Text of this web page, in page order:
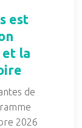
est
et la
de
2026